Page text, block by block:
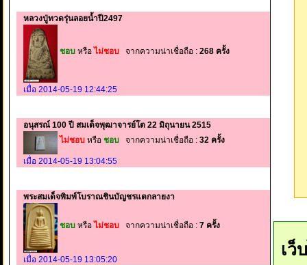
หลวงปู่ทวดรุ่นลอยน้ำปี2497
ชอบ หรือไม่ชอบ จากความน่าเชื่อถือ : 268 ครั้ง
เมื่อ 2014-05-19 12:44:25
อนุสรณ์ 100 ปี สมเด็จพุฒาจารย์โต 22 มิถุนายน 2515
ไม่ชอบ หรือ ชอบ จากความน่าเชื่อถือ : 32 ครั้ง
เมื่อ 2014-05-19 13:04:55
พระสมเด็จพิมพ์โบราณชินบัญชรแตกลายงา
ชอบ หรือไม่ชอบ จากความน่าเชื่อถือ : 7 ครั้ง
เมื่อ 2014-05-19 13:05:20
เว็